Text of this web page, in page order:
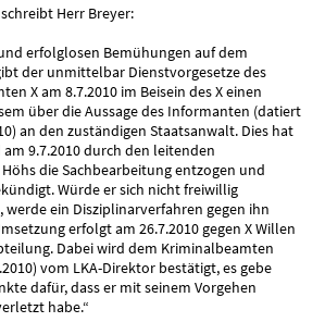
Herr Breyer:
erfolglosen Bemühungen auf dem
der unmittelbar Dienstvorgesetze des
X am 8.7.2010 im Beisein des X einen
über die Aussage des Informanten (datiert
an den zuständigen Staatsanwalt. Dies hat
9.7.2010 durch den leitenden
die Sachbearbeitung entzogen und
Würde er sich nicht freiwillig
werde ein Disziplinarverfahren gegen ihn
erfolgt am 26.7.2010 gegen X Willen
Dabei wird dem Kriminalbeamten
vom LKA-Direktor bestätigt, es gebe
dafür, dass er mit seinem Vorgehen
habe.“